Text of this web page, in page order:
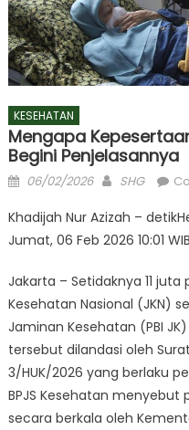
KESEHATAN
Mengapa
Begini Penjelasannya
Posted
06/02/2026 Author
SHG
Khadijah Nur Azizah –
Jumat, 06 Feb 2026 10:01 WIB
Jakarta – Setidaknya 11
Kesehatan Nasional (JKN)
Jaminan Kesehatan (PBI
tersebut dilandasi oleh
3/HUK/2026 yang berlaku
BPJS Kesehatan menyebut
secara berkala oleh